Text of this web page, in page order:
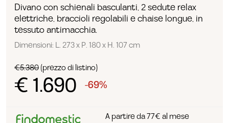
Divano con schienali basculanti, 2 sedute relax
elettriche, braccioli regolabili e chaise longue, in
tessuto antimacchia.
Dimensioni: L. 273 x P. 180 x H. 107 cm
€5.380(prezzo di listino)
€ 1.690 -69%
A partire da 77€ al mese